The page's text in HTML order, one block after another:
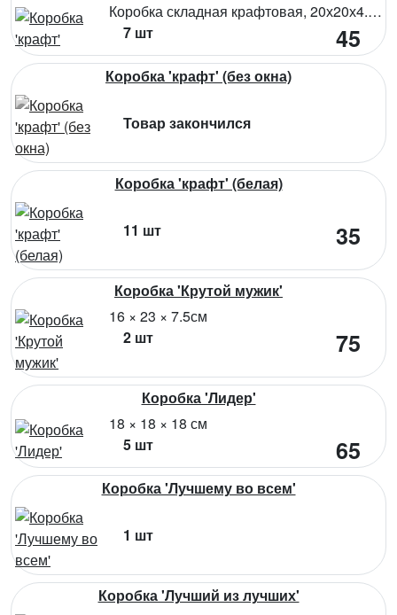
Коробка складная крафтовая, 20х20х4.5см. Состав:картон
7 шт
45
Коробка 'крафт' (без окна)
Товар закончился
Коробка 'крафт' (белая)
11 шт 35
Коробка 'Крутой мужик'
16 × 23 × 7.5см
2 шт
75
Коробка 'Лидер'
18 × 18 × 18 см
5 шт
65
Коробка 'Лучшему во всем'
1 шт
Коробка 'Лучший из лучших'